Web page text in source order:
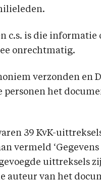
c.s. is die
onrechtmatig.
verzonden en
personen het
39 KvK-
vermeld
uittreksels
auteur van het